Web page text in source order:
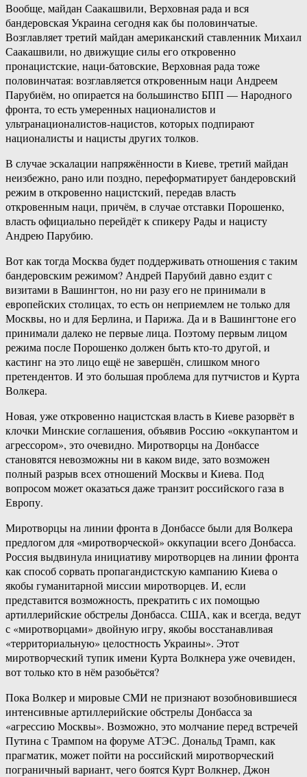
Вообще, майдан Саакашвили, Верховная рада и вся
бандеровская Украина сегодня как бы половинчатые.
Возглавляет третий майдан американский ставленник Михаил
Саакашвили, но движущие силы его откровенно
пронацистские, наци-батовские, Верховная рада тоже
половинчатая: возглавляется откровенным наци Андреем
Парубиём, но опирается на большинство БПП — Народного
фронта, то есть умеренных националистов и
ультранационалистов-нацистов, которых подпирают
националисты и нацисты других толков.
В случае эскалации напряжённости в Киеве, третий майдан
неизбежно, рано или поздно, переформатирует бандеровский
режим в откровенно нацистский, передав власть
откровенным наци, причём, в случае отставки Порошенко,
власть официально перейдёт к спикеру Рады и нацисту
Андрею Парубию.
Вот как тогда Москва будет поддерживать отношения с таким
бандеровским режимом? Андрей Парубий давно ездит с
визитами в Вашингтон, но ни разу его не принимали в
европейских столицах, то есть он неприемлем не только для
Москвы, но и для Берлина, и Парижа. Да и в Вашингтоне его
принимали далеко не первые лица. Поэтому первым лицом
режима после Порошенко должен быть кто-то другой, и
кастинг на это лицо ещё не завершён, слишком много
претендентов. И это большая проблема для путчистов и Курта
Волкера.
Новая, уже откровенно нацистская власть в Киеве разорвёт в
клочки Минские соглашения, объявив Россию «оккупантом и
агрессором», это очевидно. Миротворцы на Донбассе
становятся невозможны ни в каком виде, зато возможен
полный разрыв всех отношений Москвы и Киева. Под
вопросом может оказаться даже транзит российского газа в
Европу.
Миротворцы на линии фронта в Донбассе были для Волкера
предлогом для «миротворческой» оккупации всего Донбасса.
Россия выдвинула инициативу миротворцев на линии фронта
как способ сорвать пропагандистскую кампанию Киева о
якобы гуманитарной миссии миротворцев. И, если
представится возможность, прекратить с их помощью
артиллерийские обстрелы Донбасса. США, как и всегда, ведут
с «миротворцами» двойную игру, якобы восстанавливая
«территориальную» целостность Украины». Этот
миротворческий тупик имени Курта Волкнера уже очевиден,
вот только кто в нём разобьётся?
Пока Волкер и мировые СМИ не признают возобновившиеся
интенсивные артиллерийские обстрелы Донбасса за
«агрессию Москвы». Возможно, это молчание перед встречей
Путина с Трампом на форуме АТЭС. Дональд Трамп, как
прагматик, может пойти на российский миротворческий
пограничный вариант, чего боятся Курт Волкнер, Джон